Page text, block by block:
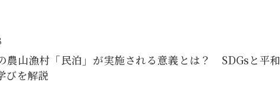
農山漁村「民泊」が実施される意義とは？ SDGsと平
びを解説